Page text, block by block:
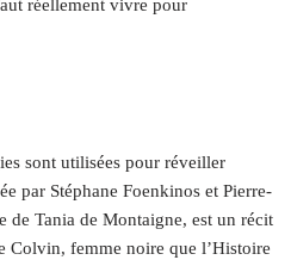
réellement vivre pour
sont utilisées pour réveiller
par Stéphane Foenkinos et Pierre-
de Tania de Montaigne, est un récit
Colvin, femme noire que l’Histoire